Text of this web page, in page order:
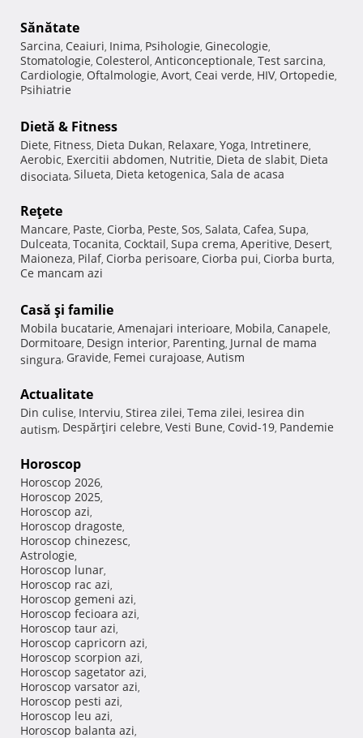
Sănătate
Sarcina, Ceaiuri, Inima, Psihologie, Ginecologie,
Stomatologie, Colesterol, Anticonceptionale, Test sarcina,
Cardiologie, Oftalmologie, Avort, Ceai verde, HIV, Ortopedie,
Psihiatrie
Dietă & Fitness
Diete, Fitness, Dieta Dukan, Relaxare, Yoga, Intretinere,
Aerobic, Exercitii abdomen, Nutritie, Dieta de slabit, Dieta
disociata, Silueta, Dieta ketogenica, Sala de acasa
Reţete
Mancare, Paste, Ciorba, Peste, Sos, Salata, Cafea, Supa,
Dulceata, Tocanita, Cocktail, Supa crema, Aperitive, Desert,
Maioneza, Pilaf, Ciorba perisoare, Ciorba pui, Ciorba burta,
Ce mancam azi
Casă şi familie
Mobila bucatarie, Amenajari interioare, Mobila, Canapele,
Dormitoare, Design interior, Parenting, Jurnal de mama
singura, Gravide, Femei curajoase, Autism
Actualitate
Din culise, Interviu, Stirea zilei, Tema zilei, Iesirea din
autism, Despărţiri celebre, Vesti Bune, Covid-19, Pandemie
Horoscop
Horoscop 2026,
Horoscop 2025,
Horoscop azi,
Horoscop dragoste,
Horoscop chinezesc,
Astrologie,
Horoscop lunar,
Horoscop rac azi,
Horoscop gemeni azi,
Horoscop fecioara azi,
Horoscop taur azi,
Horoscop capricorn azi,
Horoscop scorpion azi,
Horoscop sagetator azi,
Horoscop varsator azi,
Horoscop pesti azi,
Horoscop leu azi,
Horoscop balanta azi,